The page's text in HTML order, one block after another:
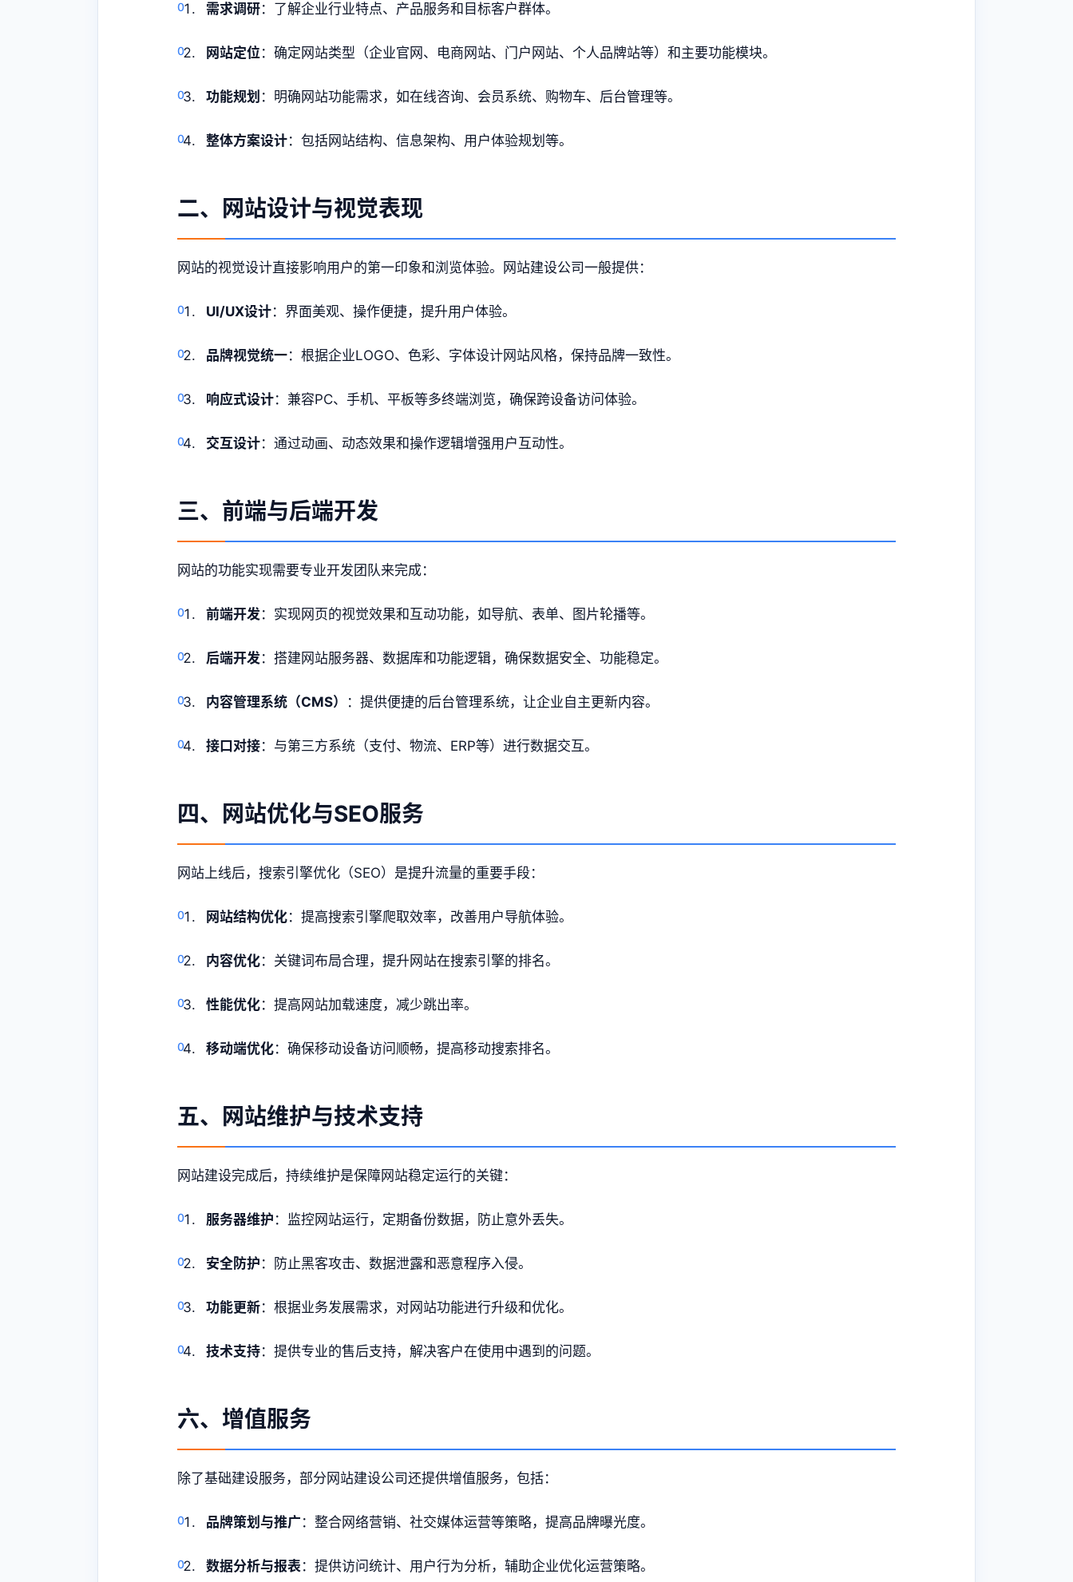
需求调研：了解企业行业特点、产品服务和目标客户群体。
网站定位：确定网站类型（企业官网、电商网站、门户网站、个人品牌站等）和主要功能模块。
功能规划 ：明确网站功能需求，如在线咨询、会员系统、购物车、后台管理等。
整体方案设计：包括网站结构、信息架构、用户体验规划等。
二、网站设计与视觉表现
网站的视觉设计直接影响用户的第一印象和浏览体验。网站建设公司一般提供：
UI/UX设计：界面美观、操作便捷，提升用户体验。
品牌视觉统一：根据企业LOGO、色彩、字体设计网站风格，保持品牌一致性。
响应式设计：兼容PC、手机、平板等多终端浏览，确保跨设备访问体验。
交互设计：通过动画、动态效果和操作逻辑增强用户互动性。
三、前端与后端开发
网站的功能实现需要专业开发团队来完成：
前端开发：实现网页的视觉效果和互动功能，如导航、表单、图片轮播等。
后端开发：搭建网站服务器、数据库和功能逻辑，确保数据安全、功能稳定。
内容管理系统（CMS） ：提供便捷的后台管理系统，让企业自主更新内容。
接口对接：与第三方系统（支付、物流、ERP等）进行数据交互。
四、网站优化与SEO服务
网站上线后，搜索引擎优化（SEO）是提升流量的重要手段：
网站结构优化：提高搜索引擎爬取效率，改善用户导航体验。
内容优化：关键词布局合理，提升网站在搜索引擎的排名。
性能优化：提高网站加载速度，减少跳出率。
移动端优化：确保移动设备访问顺畅，提高移动搜索排名。
五、网站维护与技术支持
网站建设完成后，持续维护是保障网站稳定运行的关键：
服务器维护 ：监控网站运行，定期备份数据，防止意外丢失。
安全防护 ：防止黑客攻击、数据泄露和恶意程序入侵。
功能更新：根据业务发展需求，对网站功能进行升级和优化。
技术支持：提供专业的售后支持，解决客户在使用中遇到的问题。
六、增值服务
除了基础建设服务，部分网站建设公司还提供增值服务，包括：
品牌策划与推广 ：整合网络营销、社交媒体运营等策略，提高品牌曝光度。
数据分析与报表：提供访问统计、用户行为分析，辅助企业优化运营策略。